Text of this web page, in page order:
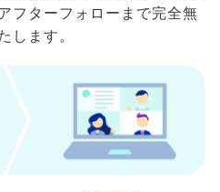
フターフォローまで完全無
します。